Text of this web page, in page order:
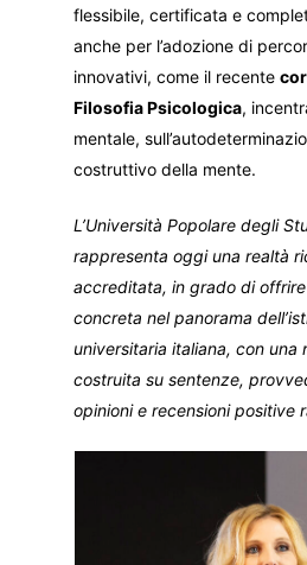
flessibile, certificata e
anche per l’adozione di
innovativi, come il recente
Filosofia Psicologica,
mentale,
costruttivo della mente.
L’Università Popolare degli
rappresenta oggi una realtà
accreditata, in grado di offrire
concreta nel panorama
universitaria italiana, con una
costruita su sentenze,
opinioni e recensioni positive